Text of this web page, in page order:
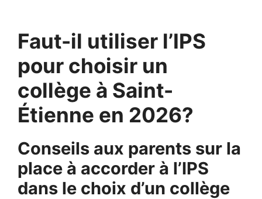
Faut-il utiliser l’IPS
pour choisir un
collège à Saint-
Étienne en 2026?
Conseils aux parents sur la
place à accorder à l’IPS
dans le choix d’un collège